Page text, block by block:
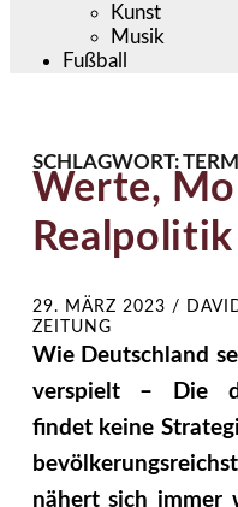
Kunst
Musik
Fußball
SCHLAGWORT:
Werte,
Realpolitik
29. MÄRZ 2023 /
ZEITUNG
Wie Deutschland
verspielt – Die
findet keine
nähert sich immer